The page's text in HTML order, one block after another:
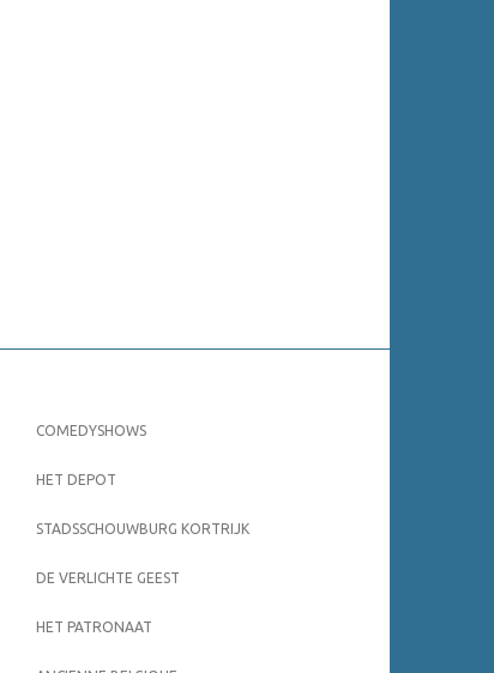
COMEDYSHOWS
HET DEPOT
STADSSCHOUWBURG KORTRIJK
DE VERLICHTE GEEST
HET PATRONAAT